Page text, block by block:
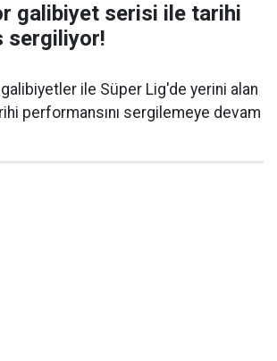
galibiyet serisi ile tarihi
sergiliyor!
ile Süper Lig'de yerini alan
performansını sergilemeye devam